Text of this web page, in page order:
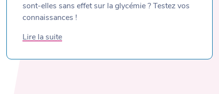
sont-elles sans effet sur la glycémie ? Testez vos
connaissances !
Lire la suite